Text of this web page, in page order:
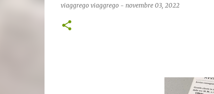
viaggrego viaggrego - novembre 03, 2022